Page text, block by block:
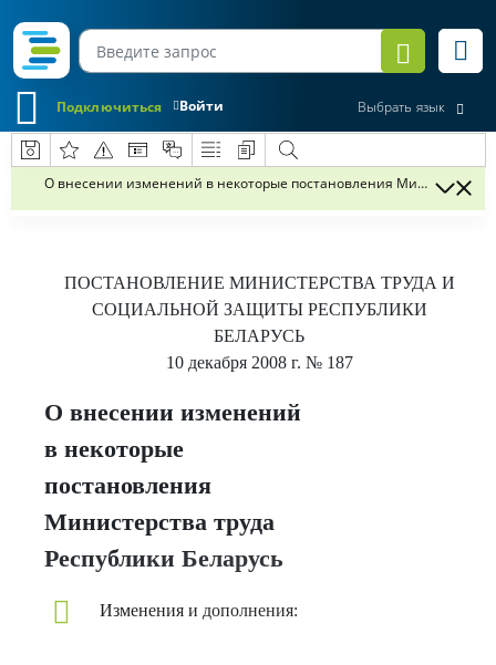
Войти
Подключиться Выбрать язык
О внесении изменений в некоторые постановления Министерства
ПОСТАНОВЛЕНИЕ МИНИСТЕРСТВА ТРУДА И
СОЦИАЛЬНОЙ ЗАЩИТЫ РЕСПУБЛИКИ
БЕЛАРУСЬ
10 декабря 2008 г. № 187
О внесении изменений
в некоторые
постановления
Министерства труда
Республики Беларусь
Изменения и дополнения: